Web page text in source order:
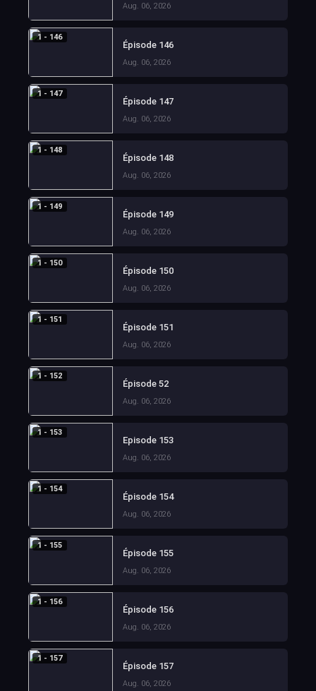
Aug. 06, 2026
1 - 146
Épisode 146
Aug. 06, 2026
1 - 147
Épisode 147
Aug. 06, 2026
1 - 148
Épisode 148
Aug. 06, 2026
1 - 149
Épisode 149
Aug. 06, 2026
1 - 150
Épisode 150
Aug. 06, 2026
1 - 151
Épisode 151
Aug. 06, 2026
1 - 152
Épisode 52
Aug. 06, 2026
1 - 153
Episode 153
Aug. 06, 2026
1 - 154
Épisode 154
Aug. 06, 2026
1 - 155
Épisode 155
Aug. 06, 2026
1 - 156
Épisode 156
Aug. 06, 2026
1 - 157
Épisode 157
Aug. 06, 2026